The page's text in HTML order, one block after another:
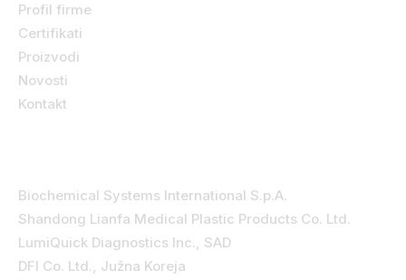
Profil firme
Certifikati
Proizvodi
Novosti
Kontakt
Biochemical Systems International S.p.A.
Shandong Lianfa Medical Plastic Products Co. Ltd.
LumiQuick Diagnostics Inc., SAD
DFI Co. Ltd., Južna Koreja